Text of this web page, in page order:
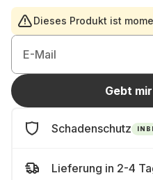
Dieses Produkt ist
E-Mail
Gebt
Schadenschutz
Lieferung in 2-4